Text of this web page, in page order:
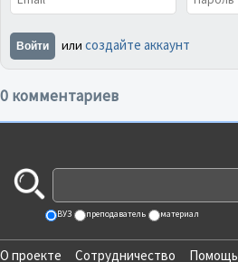
Войти или создайте аккаунт
0 комментариев
ВУЗ преподаватель материал
О проекте Сотрудничество Помощь